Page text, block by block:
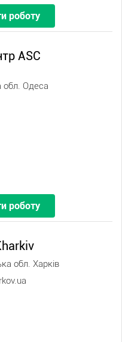
роботу
ASC
обл. Одеса
роботу
обл. Харків